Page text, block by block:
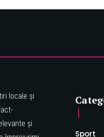
locale și
și
Sport